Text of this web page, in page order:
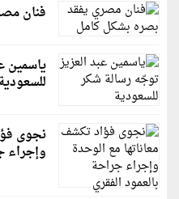
فنان
ياسمين
نجوى
وإجراء